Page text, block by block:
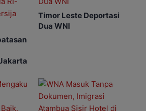
Timor Leste Deportasi
Dua WNI